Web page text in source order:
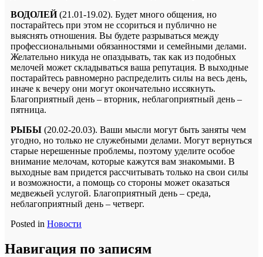
ВОДОЛЕЙ(21.01-19.02). Будет много общения, но
постарайтесь при этом не ссориться и публично не
выяснять отношения. Вы будете разрываться между
профессиональными обязанностями и семейными делами.
Желательно никуда не опаздывать, так как из подобных
мелочей может складываться ваша репутация. В выходные
постарайтесь равномерно распределить силы на весь день,
иначе к вечеру они могут окончательно иссякнуть.
Благоприятный день – вторник, неблагоприятный день –
пятница.
РЫБЫ (20.02-20.03). Ваши мысли могут быть заняты чем
угодно, но только не служебными делами. Могут вернуться
старые нерешенные проблемы, поэтому уделите особое
внимание мелочам, которые кажутся вам знакомыми. В
выходные вам придется рассчитывать только на свои силы
и возможности, а помощь со стороны может оказаться
медвежьей услугой. Благоприятный день – среда,
неблагоприятный день – четверг.
Posted in Новости
Навигация по записям